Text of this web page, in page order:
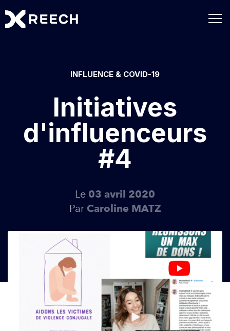
INFLUENCE & COVID-19
Initiatives
d'influenceurs
#4
Le 03 avril 2020
Par Caroline MATZ